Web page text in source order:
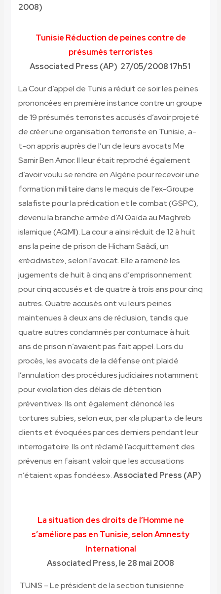
2008)
Tunisie Réduction de peines contre de
présumés terroristes
Associated Press (AP) 27/05/2008 17h51
La Cour d’appel de Tunis a réduit ce soir les peines
prononcées en première instance contre un groupe
de 19 présumés terroristes accusés d’avoir projeté
de créer une organisation terroriste en Tunisie, a-
t-on appris auprès de l’un de leurs avocats Me
Samir Ben Amor. Il leur était reproché également
d’avoir voulu se rendre en Algérie pour recevoir une
formation militaire dans le maquis de l’ex-Groupe
salafiste pour la prédication et le combat (GSPC),
devenu la branche armée d’Al Qaïda au Maghreb
islamique (AQMI). La cour a ainsi réduit de 12 à huit
ans la peine de prison de Hicham Saâdi, un
«récidiviste», selon l’avocat. Elle a ramené les
jugements de huit à cinq ans d’emprisonnement
pour cinq accusés et de quatre à trois ans pour cinq
autres. Quatre accusés ont vu leurs peines
maintenues à deux ans de réclusion, tandis que
quatre autres condamnés par contumace à huit
ans de prison n’avaient pas fait appel. Lors du
procès, les avocats de la défense ont plaidé
l’annulation des procédures judiciaires notamment
pour «violation des délais de détention
préventive». Ils ont également dénoncé les
tortures subies, selon eux, par «la plupart» de leurs
clients et évoquées par ces derniers pendant leur
interrogatoire. Ils ont réclamé l’acquittement des
prévenus en faisant valoir que les accusations
n’étaient «pas fondées».Associated Press (AP)
La situation des droits de l’Homme ne
s’améliore pas en Tunisie, selon Amnesty
International
Associated Press, le 28 mai 2008
TUNIS – Le président de la section tunisienne